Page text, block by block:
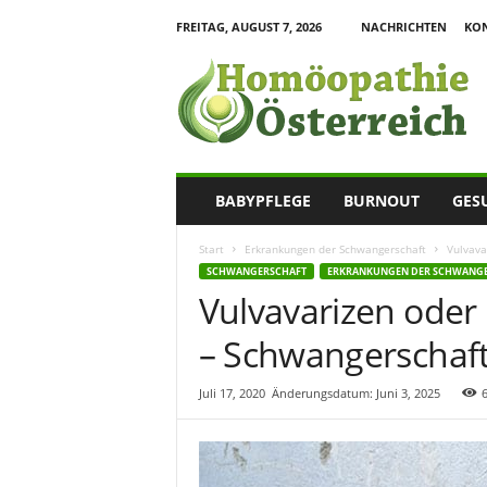
FREITAG, AUGUST 7, 2026 NACHRICHTEN
m
o
r
BABYPFLEGE BURNOUT
Start Erkrankungen der Schwangerschaft
SCHWANGERSCHAFT ERKRANKUNGEN DER
Vulvavarizen
–
Juli 17, 2020 Änderungsdatum: Juni 3, 2025